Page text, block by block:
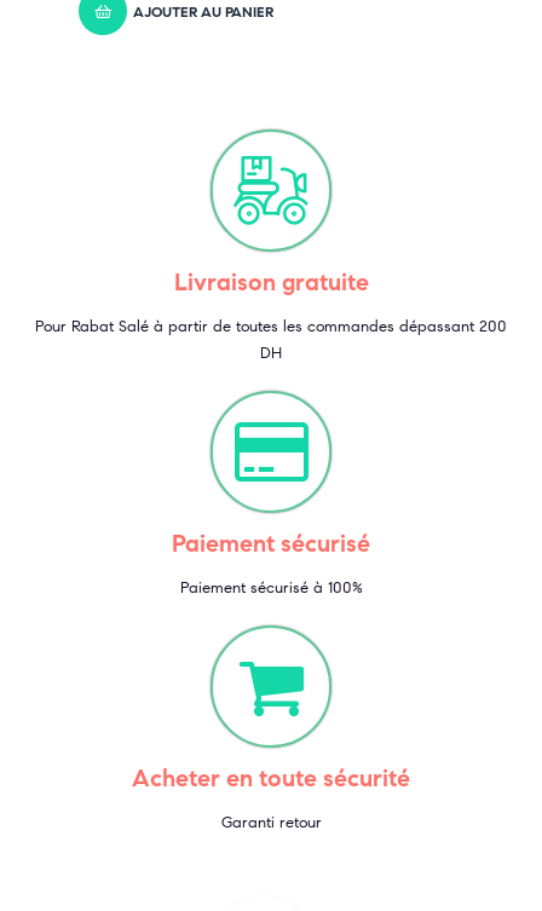
AJOUTER AU PANIER
Livraison gratuite
Pour Rabat Salé à partir de toutes les commandes dépassant 200
DH
Paiement sécurisé
Paiement sécurisé à 100%
Acheter en toute sécurité
Garanti retour